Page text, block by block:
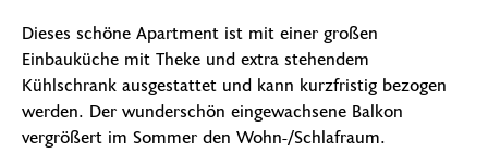
Dieses schöne Apartment ist mit einer großen
Einbauküche mit Theke und extra stehendem
Kühlschrank ausgestattet und kann kurzfristig bezogen
werden. Der wunderschön eingewachsene Balkon
vergrößert im Sommer den Wohn-/Schlafraum.